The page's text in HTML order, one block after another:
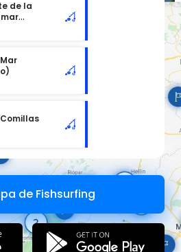
de la
de Fishsurfing